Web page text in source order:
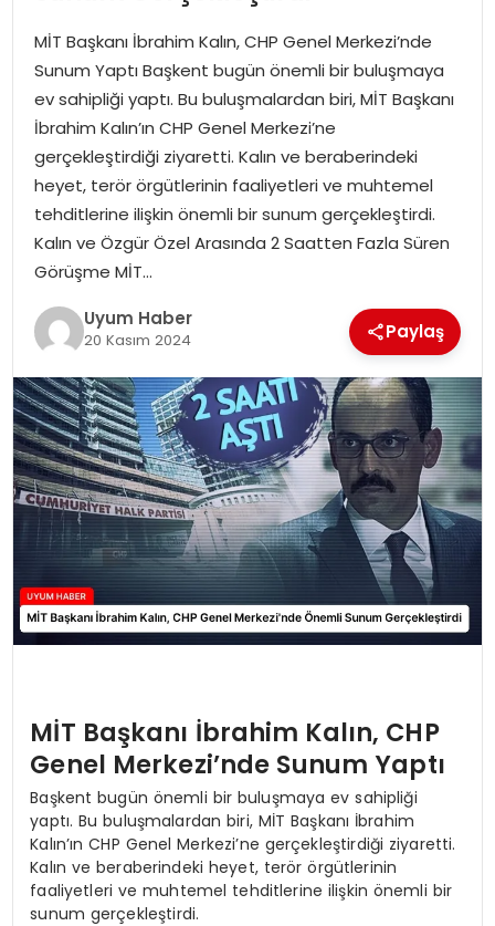
TEKNOLOJI
SAĞLIK
MAGAZIN
YAŞAM
MİT Başkanı İbrahim Kalın, CHP Genel Merkezi’nde
Sunum Yaptı Başkent bugün önemli bir buluşmaya
ev sahipliği yaptı. Bu buluşmalardan biri, MİT Başkanı
İbrahim Kalın’ın CHP Genel Merkezi’ne
gerçekleştirdiği ziyaretti. Kalın ve beraberindeki
heyet, terör örgütlerinin faaliyetleri ve muhtemel
tehditlerine ilişkin önemli bir sunum gerçekleştirdi.
Kalın ve Özgür Özel Arasında 2 Saatten Fazla Süren
Görüşme MİT…
Uyum Haber
20 Kasım 2024 Paylaş
MİT Başkanı İbrahim Kalın, CHP
Genel Merkezi’nde Sunum Yaptı
Başkent bugün önemli bir buluşmaya ev sahipliği
yaptı. Bu buluşmalardan biri, MİT Başkanı İbrahim
Kalın’ın CHP Genel Merkezi’ne gerçekleştirdiği ziyaretti.
Kalın ve beraberindeki heyet, terör örgütlerinin
faaliyetleri ve muhtemel tehditlerine ilişkin önemli bir
sunum gerçekleştirdi.